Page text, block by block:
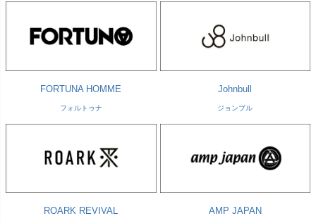
FORTUNA HOMME
フォルトゥナ
Johnbull
ジョンブル
ROARK REVIVAL AMP JAPAN